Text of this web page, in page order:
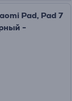
Pad, Pad 7
-